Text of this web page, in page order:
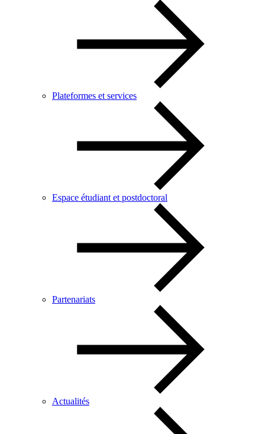
Plateformes et services
Espace étudiant et postdoctoral
Partenariats
Actualités